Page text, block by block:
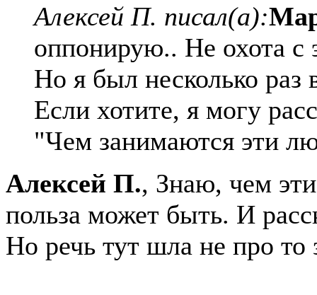
Алексей П. писал(а):
оппонирую.. Не охота с
Но я был несколько раз
Если хотите, я могу
"Чем занимаются эти
Алексей П., Знаю, чем
польза может быть. И
Но речь тут шла не про то